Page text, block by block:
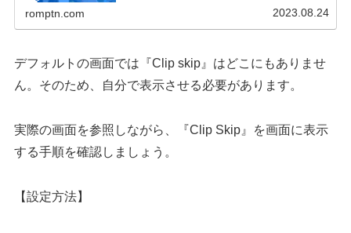
romptn.com 2023.08.24
デフォルトの画面では『Clip skip』はどこにもありませ
ん。そのため、自分で表示させる必要があります。
実際の画面を参照しながら、『Clip Skip』を画面に表示
する手順を確認しましょう。
【設定方法】